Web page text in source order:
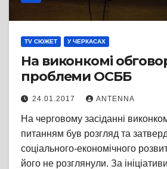
TV СЮЖЕТ У ЧЕРКАСАХ
На виконкомі
проблеми ОСББ
24.01.2017 ANTENNA
На черговому засіданні
питанням був розгляд та
соціального-економічного
його не розглянули. За